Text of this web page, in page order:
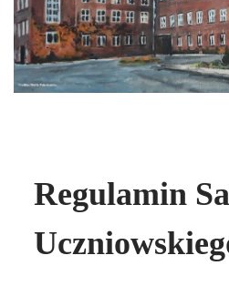
Regulamin